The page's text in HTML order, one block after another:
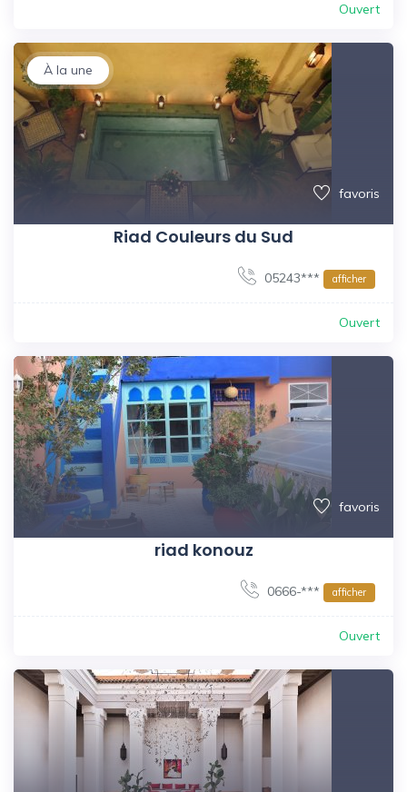
Ouvert
À la une
favoris
Riad Couleurs du Sud
05243*** afficher
Ouvert
favoris
riad konouz
0666-*** afficher
Ouvert